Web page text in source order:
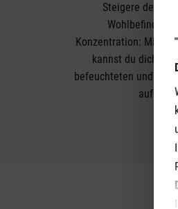
Steigere dein
Wohlbefinden
Konzentration: Mit
kannst du dich in
befeuchteten und